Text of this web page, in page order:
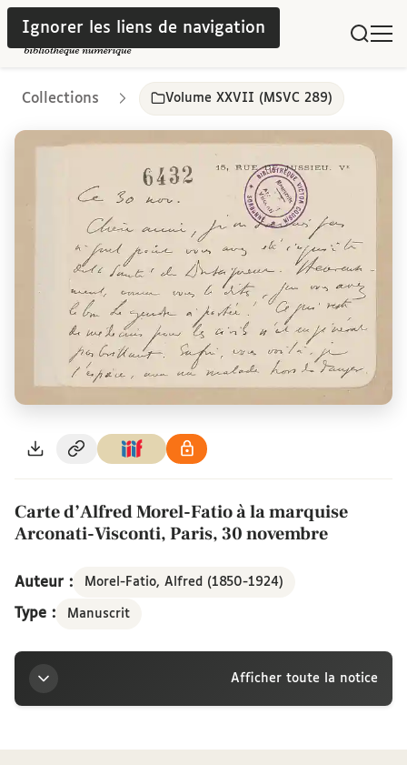
Ignorer les liens de navigation
Collections Volume XXVII (MSVC 289)
Carte d’Alfred Morel-Fatio à la marquise
Arconati-Visconti, Paris, 30 novembre
Auteur : Morel-Fatio, Alfred (1850-1924)
Type : Manuscrit
Afficher toute la notice
Titre